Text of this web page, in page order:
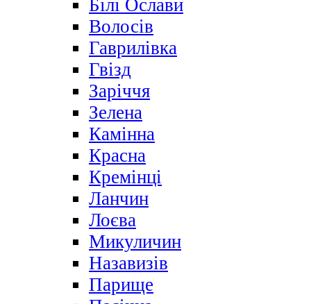
Білі Ослави
Волосів
Гаврилівка
Гвізд
Заріччя
Зелена
Камінна
Красна
Кремінці
Ланчин
Лоєва
Микуличин
Назавизів
Парище